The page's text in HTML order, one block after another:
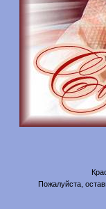
Пожалуйста,